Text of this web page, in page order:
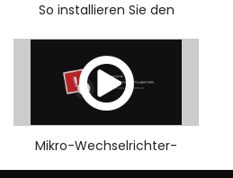
So installieren Sie den
Mikro-Wechselrichter
Mikro-Wechselrichter-